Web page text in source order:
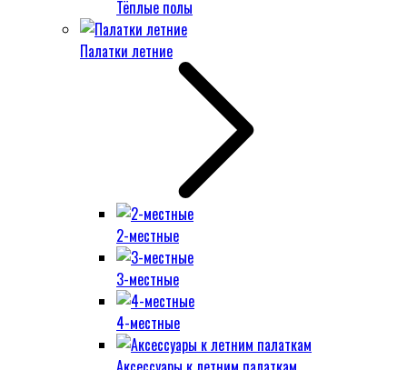
Тёплые полы
Палатки летние
2-местные
3-местные
4-местные